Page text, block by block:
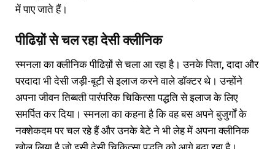
में पाए जाते हैं।
पीढिय़ों से चल रहा देसी क्लीनिक
स्मनला का क्लीनिक पीढिय़ों से चला आ रहा है। उनके पिता, दादा और
परदादा भी देसी जड़ी-बूटी से इलाज करने वाले डॉक्टर थे। उन्होंने
अपना जीवन तिब्बती पारंपरिक चिकित्सा पद्धति से इलाज के लिए
समर्पित कर दिया। स्मनला का कहना है कि वह बस अपने बुजुर्गों के
नक्शेकदम पर चल रहे हैं और उनके बेटे ने भी लेह में अपना क्लीनिक